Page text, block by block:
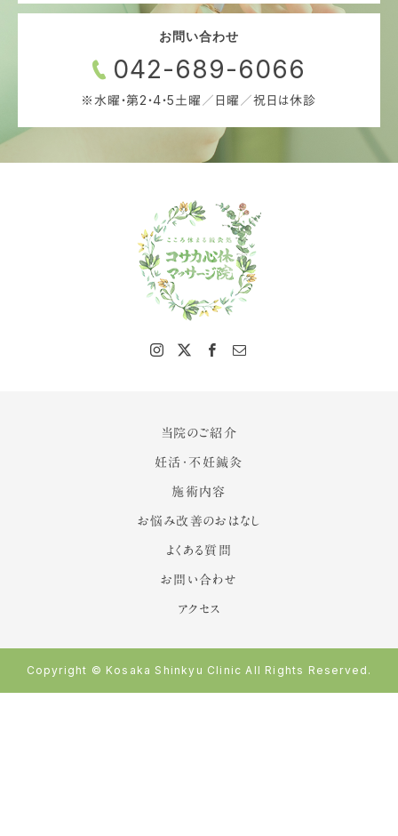
お問い合わせ
042-689-6066
※水曜・第2・4・5土曜／日曜／祝日は休診
当院のご紹介
妊活・不妊鍼灸
施術内容
お悩み改善のおはなし
よくある質問
お問い合わせ
アクセス
Copyright © Kosaka Shinkyu Clinic All Rights Reserved.